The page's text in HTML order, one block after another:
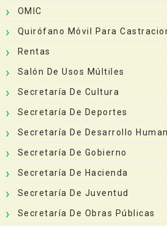
OMIC
Quirófano Móvil Para
Rentas
Salón De Usos Múltiles
Secretaría De Cultura
Secretaría De Deportes
Secretaría De Desarrollo
Secretaría De Gobierno
Secretaría De Hacienda
Secretaría De Juventud
Secretaría De Obras Públicas